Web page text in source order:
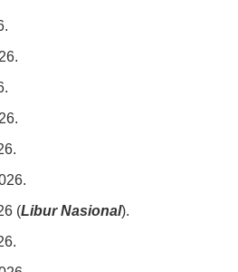
(Libur Nasional).